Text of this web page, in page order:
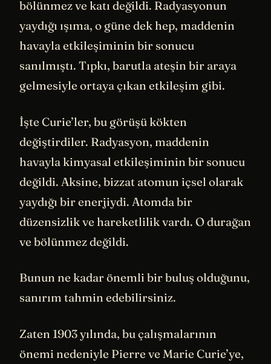
bölünmez ve katı değildi. Radyasyonun
yaydığı ışıma, o güne dek hep, maddenin
havayla etkileşiminin bir sonucu
sanılmıştı. Tıpkı, barutla ateşin bir araya
gelmesiyle ortaya çıkan etkileşim gibi.
İşte Curie’ler, bu görüşü kökten
değiştirdiler. Radyasyon, maddenin
havayla kimyasal etkileşiminin bir sonucu
değildi. Aksine, bizzat atomun içsel olarak
yaydığı bir enerjiydi. Atomda bir
düzensizlik ve hareketlilik vardı. O durağan
ve bölünmez değildi.
Bunun ne kadar önemli bir buluş olduğunu,
sanırım tahmin edebilirsiniz.
Zaten 1903 yılında, bu çalışmalarının
önemi nedeniyle Pierre ve Marie Curie’ye,